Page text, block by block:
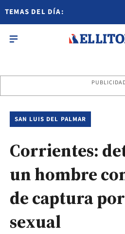
TEMAS DEL DÍA:
SAN LUIS DEL PALMAR
Corrientes:
un hombre
de captura
sexual